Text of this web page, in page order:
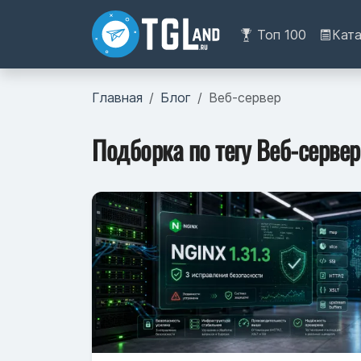
Топ 100
Главная Блог Веб-сервер
Подборка по тегу Веб-сервер